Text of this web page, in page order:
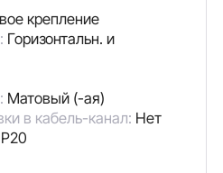
крепление
Горизонтальн. и
Матовый (-ая)
в кабель-канал: Нет